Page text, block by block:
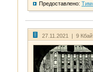
Предоставлено:
27.11.2021 | 9